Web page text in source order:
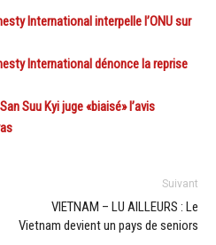
International interpelle l’ONU sur
International dénonce la reprise
Suu Kyi juge «biaisé» l’avis
Suivant
VIETNAM – LU AILLEURS : Le
Vietnam devient un pays de seniors